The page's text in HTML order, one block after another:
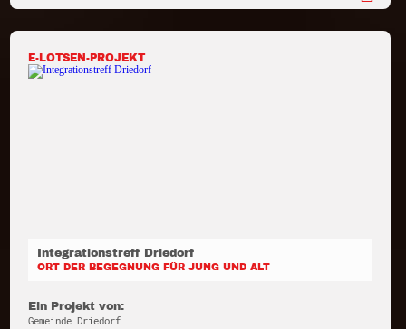
E-LOTSEN-PROJEKT
Integrationstreff Driedorf
ORT DER BEGEGNUNG FÜR JUNG UND ALT
Ein Projekt von:
Gemeinde Driedorf